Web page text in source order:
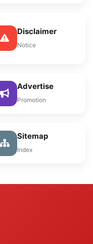
Disclaimer
Notice
Advertise
Promotion
Sitemap
Index